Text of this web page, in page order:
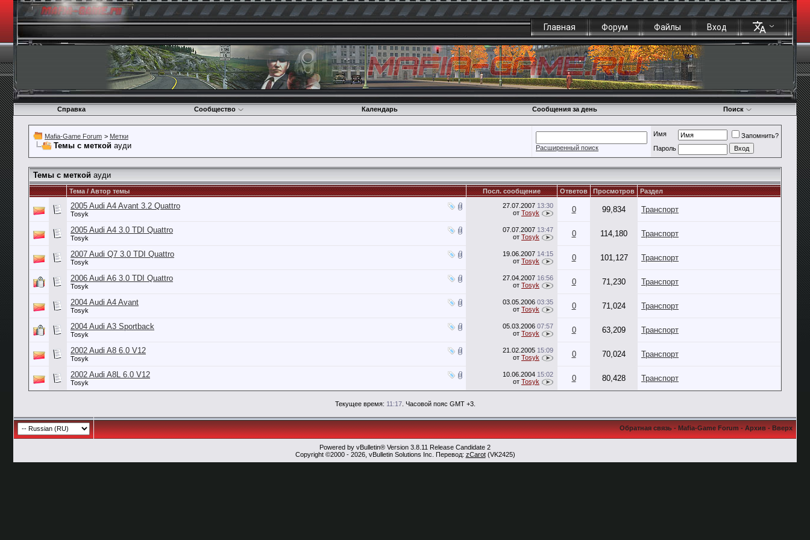
Главная Форум Файлы Вход
Справка Сообщество Календарь Сообщения за день Поиск
Mafia-Game Forum > Метки
Темы с меткой ауди Расширенный поиск
Имя
Запомнить?
Пароль
Темы с меткой ауди
Тема / Автор темы Посл. сообщение Ответов Просмотров Раздел
2005 Audi A4 Avant 3.2 Quattro
Tosyk
27.07.2007 13:30
от Tosyk 0 99,834 Транспорт
2005 Audi A4 3.0 TDI Quattro
Tosyk
07.07.2007 13:47
от Tosyk 0 114,180 Транспорт
2007 Audi Q7 3.0 TDI Quattro
Tosyk
19.06.2007 14:15
от Tosyk 0 101,127 Транспорт
2006 Audi A6 3.0 TDI Quattro
Tosyk
27.04.2007 16:56
от Tosyk 0 71,230 Транспорт
2004 Audi A4 Avant
Tosyk
03.05.2006 03:35
от Tosyk 0 71,024 Транспорт
2004 Audi A3 Sportback
Tosyk
05.03.2006 07:57
от Tosyk 0 63,209 Транспорт
2002 Audi A8 6.0 V12
Tosyk
21.02.2005 15:09
от Tosyk 0 70,024 Транспорт
2002 Audi A8L 6.0 V12
Tosyk
10.06.2004 15:02
от Tosyk 0 80,428 Транспорт
Текущее время: 11:17. Часовой пояс GMT +3.
Обратная связь-Mafia-Game Forum-Архив-Вверх
Powered by vBulletin® Version 3.8.11 Release Candidate 2
Copyright ©2000 - 2026, vBulletin Solutions Inc. Перевод: zCarot(VK2425)